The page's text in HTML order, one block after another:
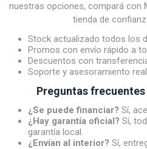
nuestras opciones, compará con
tienda de
Stock actualizado todos los
Promos con envío rápido a
Descuentos con
Soporte y asesoramiento real
Preguntas
¿Se puede financiar? Sí,
¿Hay garantía oficial? Sí,
garantía local.
¿Envían al interior? Sí,